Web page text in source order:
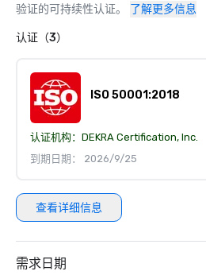
验证的可持续性认证。
了解更多信息
认证（3）
ISO 50001:2018
认证机构： DEKRA Certification, Inc.
到期日期： 2026/9/25
查看详细信息
需求日期